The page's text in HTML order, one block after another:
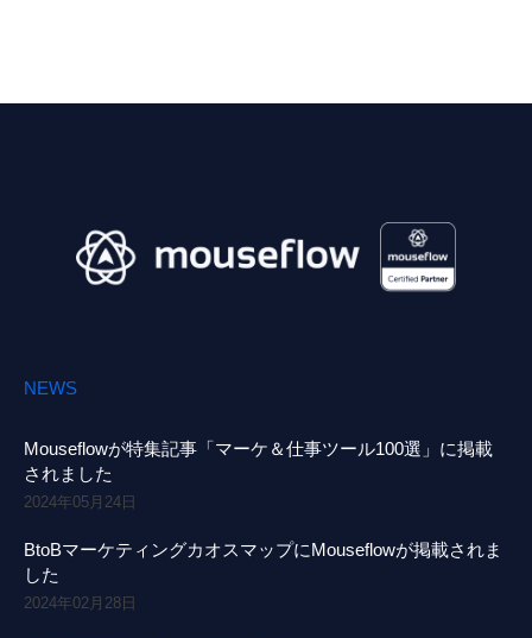
NEWS
Mouseflowが特集記事「マーケ＆仕事ツール100選」に掲載
されました
2024年05月24日
BtoBマーケティングカオスマップにMouseflowが掲載されま
した
2024年02月28日